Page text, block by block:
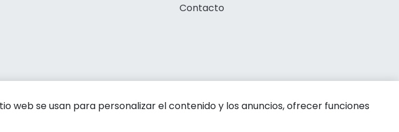
Contacto
web se usan para personalizar el contenido y los anuncios, ofrecer funciones